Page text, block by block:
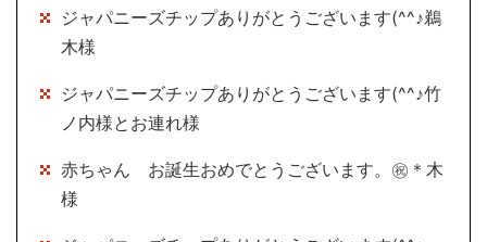
ジャパニーズチップありがとうございます(^^♪鵜
木様
ジャパニーズチップありがとうございます(^^♪竹
ノ内様とお連れ様
赤ちゃん お誕生おめでとうございます。㊗＊木
様